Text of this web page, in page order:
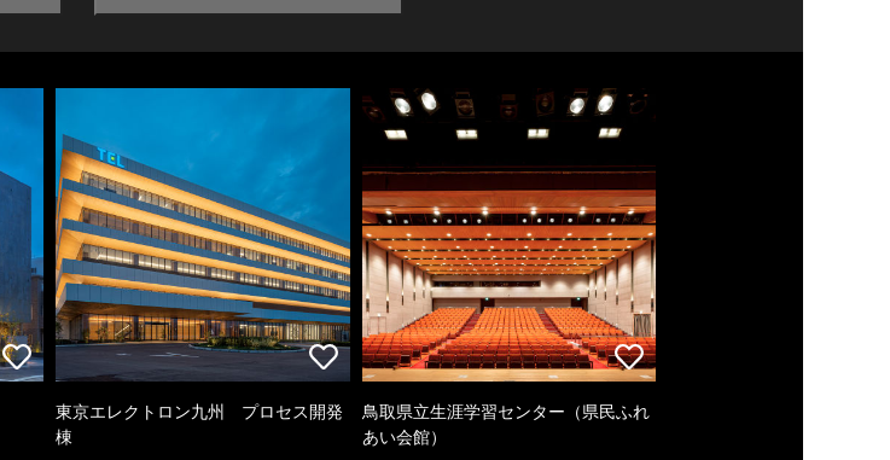
東京エレクトロン九州 プロセス開発
棟
鳥取県立生涯学習センター（県民ふれ
あい会館）